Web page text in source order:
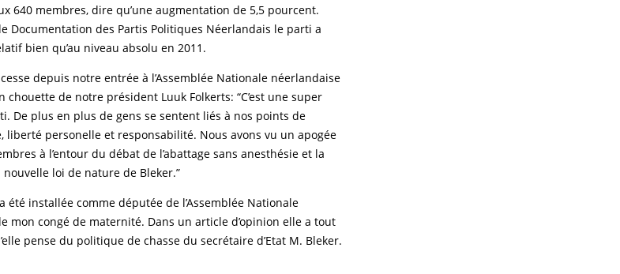
640 membres, dire qu’une augmentation de 5,5 pourcent.
Documentation des Partis Politiques Néerlandais le parti a
bien qu’au niveau absolu en 2011.
depuis notre entrée à l’Assemblée Nationale néerlandaise
de notre président Luuk Folkerts: “C’est une super
De plus en plus de gens se sentent liés à nos points de
liberté personelle et responsabilité. Nous avons vu un apogée
à l’entour du débat de l’abattage sans anesthésie et la
loi de nature de Bleker.”
été installée comme députée de l’Assemblée Nationale
mon congé de maternité. Dans un article d’opinion elle a tout
pense du politique de chasse du secrétaire d’Etat M. Bleker.